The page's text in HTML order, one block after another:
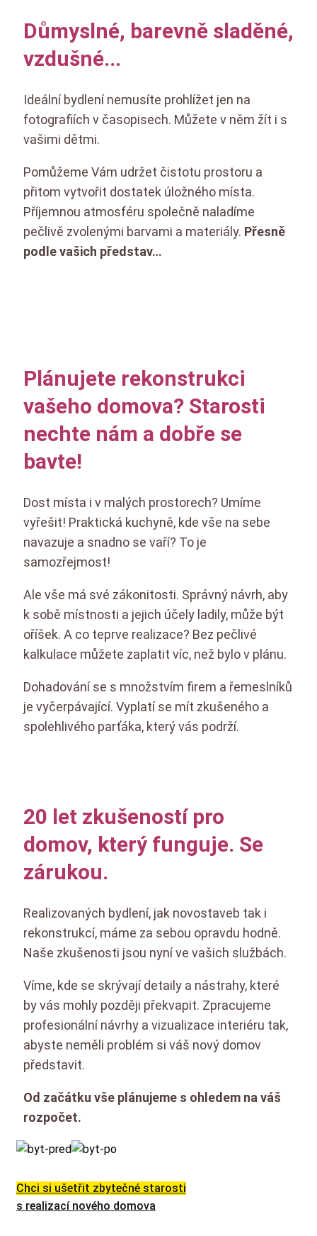
Důmyslné, barevně sladěné,
vzdušné... ​
Ideální bydlení nemusíte prohlížet jen na
fotografiích v časopisech. Můžete v něm žít i s
vašimi dětmi.
Pomůžeme Vám udržet čistotu prostoru a
přitom vytvořit dostatek úložného místa.
Příjemnou atmosféru společně naladíme
pečlivě zvolenými barvami a materiály. Přesně
podle vašich představ…
Plánujete rekonstrukci
vašeho domova? Starosti
nechte nám a dobře se
bavte!
Dost místa i v malých prostorech? Umíme
vyřešit! Praktická kuchyně, kde vše na sebe
navazuje a snadno se vaří? To je
samozřejmost!
Ale vše má své zákonitosti. Správný návrh, aby
k sobě místnosti a jejich účely ladily, může být
oříšek. A co teprve realizace? Bez pečlivé
kalkulace můžete zaplatit víc, než bylo v plánu.
Dohadování se s množstvím firem a řemeslníků
je vyčerpávající. Vyplatí se mít zkušeného a
spolehlivého parťáka, který vás podrží.
20 let zkušeností pro
domov, který funguje. Se
zárukou.
Realizovaných bydlení, jak novostaveb tak i
rekonstrukcí, máme za sebou opravdu hodně.
Naše zkušenosti jsou nyní ve vašich službách.
Víme, kde se skrývají detaily a nástrahy, které
by vás mohly později překvapit. Zpracujeme
profesionální návrhy a vizualizace interiéru tak,
abyste neměli problém si váš nový domov
představit.
Od začátku vše plánujeme s ohledem na váš
rozpočet.
Chci si ušetřit zbytečné starosti
s realizací nového domova